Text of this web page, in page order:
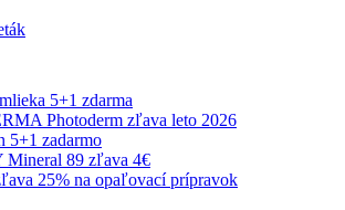
5+1 zdarma
Photoderm zľava leto 2026
5+1 zadarmo
89 zľava 4€
25% na opaľovací prípravok